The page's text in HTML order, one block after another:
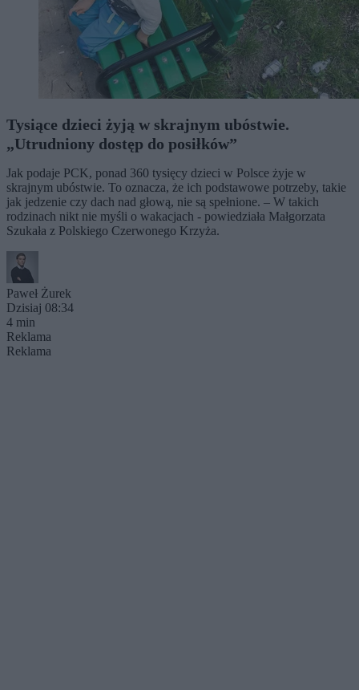
Tysiące dzieci żyją w skrajnym ubóstwie.
„Utrudniony dostęp do posiłków”
Jak podaje PCK, ponad 360 tysięcy dzieci w Polsce żyje w
skrajnym ubóstwie. To oznacza, że ich podstawowe potrzeby, takie
jak jedzenie czy dach nad głową, nie są spełnione. – W takich
rodzinach nikt nie myśli o wakacjach - powiedziała Małgorzata
Szukała z Polskiego Czerwonego Krzyża.
Paweł Żurek
Dzisiaj 08:34
4 min
Reklama
Reklama